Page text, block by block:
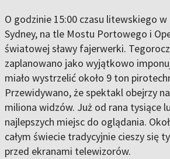
O godzinie 15:00 czasu litewskiego
Sydney, na tle Mostu Portowego i
światowej sławy fajerwerki.
zaplanowano jako wyjątkowo
miało wystrzelić około 9 ton
Przewidywano, że spektakl obejrzy
miliona widzów. Już od rana tysiące
najlepszych miejsc do oglądania.
całym świecie tradycyjnie cieszy się
przed ekranami telewizorów.